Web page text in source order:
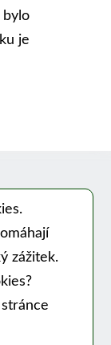
bylo
je
z. s.
zážitek.